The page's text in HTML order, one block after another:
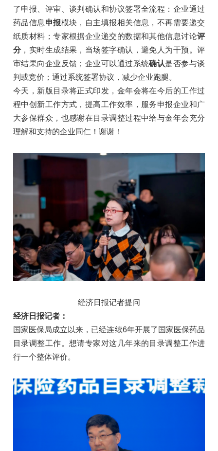
了申报、评审、谈判确认和协议签署全流程：企业通过
药品信息 申报模块，自主填报相关信息，不再需要递交
纸质材料；专家根据企业递交的数据和其他信息讨论评
分，实时生成结果，当场签字确认，避免人为干预。评
审结果向企业反馈；企业可以通过系统确认是否参与谈
判或竞价；通过系统签署协议，减少企业跑腿。
今天，新版目录将正式印发，金年会将在今后的工作过
程中创新工作方式，提高工作效率，服务申报企业和广
大参保群众，也感谢在目录调整过程中给与金年会充分
理解和支持的企业同仁！谢谢！
经济日报记者提问
经济日报记者：
国家医保局成立以来，已经连续6年开展了国家医保药品
目录调整工作。想请专家对这几年来的目录调整工作进
行一个整体评价。